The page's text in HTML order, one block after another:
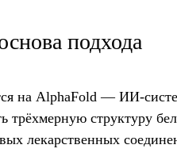
подхода
на AlphaFold — ИИ-
трёхмерную структуру
лекарственных